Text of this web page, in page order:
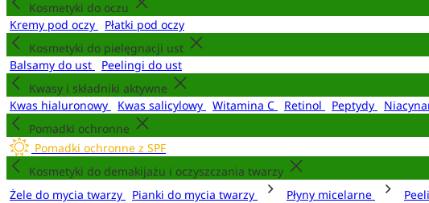
Kosmetyki do oczu
Kremy pod oczy
Płatki pod oczy
Kosmetyki do pielęgnacji ust
Balsamy do ust
Peelingi do ust
Kwasy i składniki aktywne
Kwas hialuronowy
Kwas salicylowy Witamina C Retinol Peptydy
Pomadki ochronne
Pomadki ochronne z SPF
Kosmetyki do demakijażu i oczyszczania twarzy
Żele do mycia twarzy
Pianki do mycia twarzy Płyny micelarne